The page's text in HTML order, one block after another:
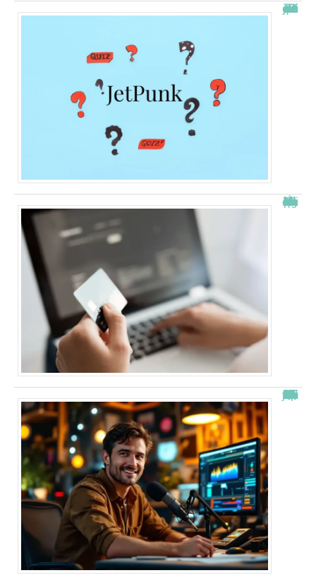
JetPunk : le meilleur site de quiz et de jeux !
À quelle heure les virements bancaires passent Crédit Agricole ?
“Alexis Morel, journaliste : Qui est le fils de Apolline de Malherbe ?”